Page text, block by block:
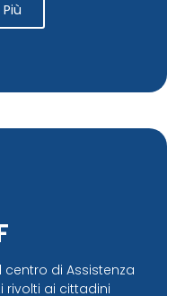
centro di Assistenza
rivolti ai cittadini